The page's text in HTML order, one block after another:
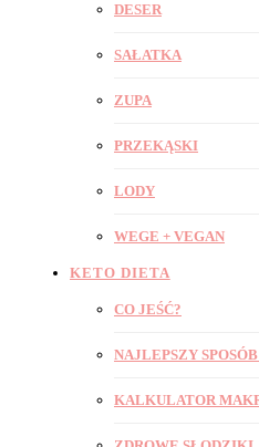
DESER
SAŁATKA
ZUPA
PRZEKĄSKI
LODY
WEGE + VEGAN
KETO DIETA
CO JEŚĆ?
NAJLEPSZY
KALKULATOR